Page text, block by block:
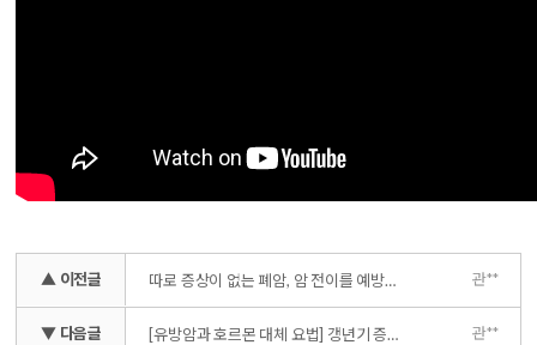
▲ 이전글 따로 증상이 없는 폐암, 암 전이를 예방하기 위한 방법들 _ 흡연은 절대 NO! 관**
▼ 다음글 [유방암과 호르몬 대체 요법] 갱년기 증상, 어떻게 이겨내는 것이 슬기로울까? 관**